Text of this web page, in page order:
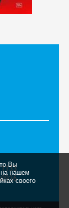
Вы
нашем
своего
1133